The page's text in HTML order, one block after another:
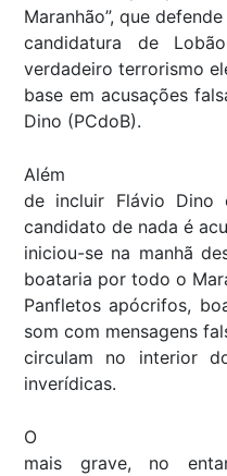
Maranhão”, que defende
candidatura de
verdadeiro terrorismo
base em acusações
Dino (PCdoB).
Além
de incluir Flávio
candidato de nada é
iniciou-se na manhã
boataria por todo o
Panfletos apócrifos,
som com mensagens
circulam no interior
inverídicas.
O
mais grave, no